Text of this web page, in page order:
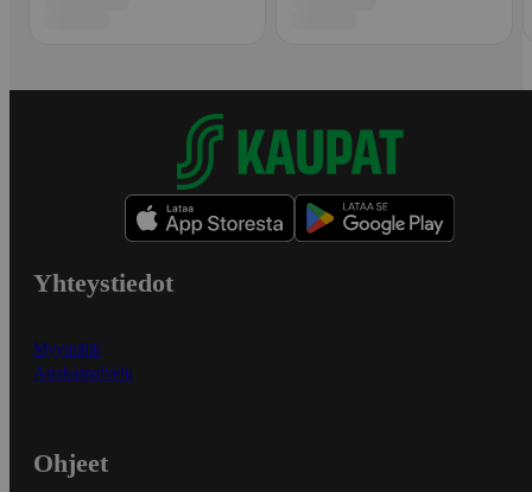
Yhteystiedot
Myymälät
Asiakaspalvelu
Ohjeet